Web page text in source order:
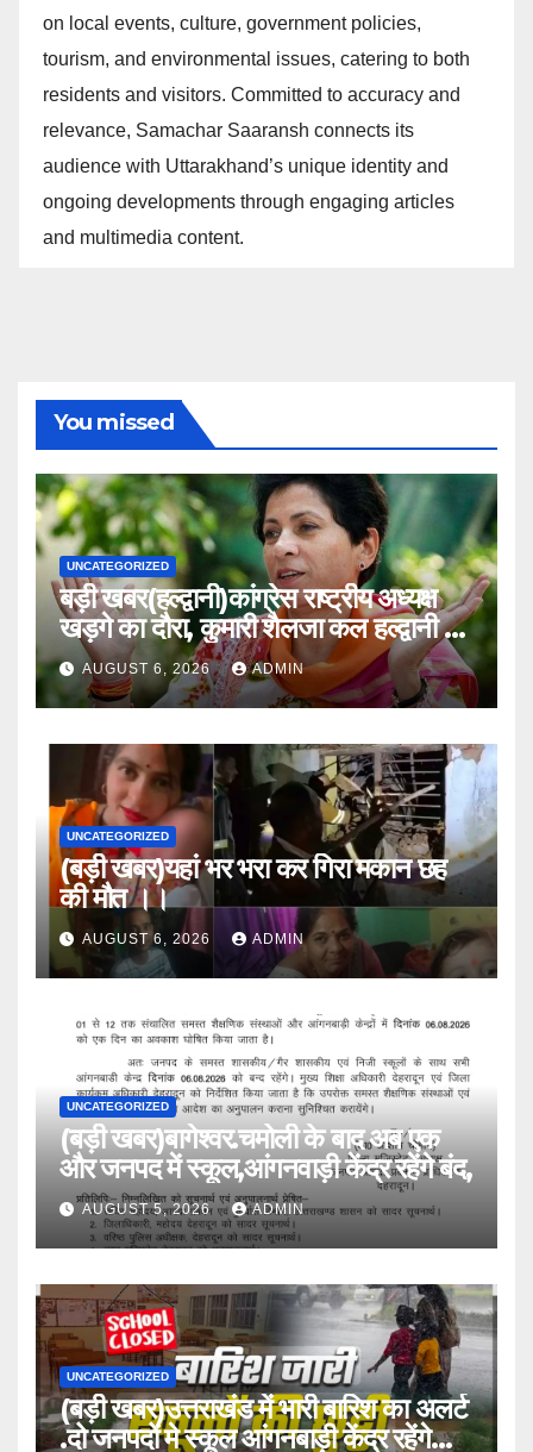
on local events, culture, government policies,
tourism, and environmental issues, catering to both
residents and visitors. Committed to accuracy and
relevance, Samachar Saaransh connects its
audience with Uttarakhand’s unique identity and
ongoing developments through engaging articles
and multimedia content.
You missed
UNCATEGORIZED
बड़ी खबर(हल्द्वानी)कांग्रेस राष्ट्रीय अध्यक्ष
खड़गे का दौरा, कुमारी शैलजा कल हल्द्वानी में
।।AUGUST 6, 2026 ADMIN
UNCATEGORIZED
(बड़ी खबर)यहां भर भरा कर गिरा मकान छह
की मौत ।।
AUGUST 6, 2026 ADMIN
UNCATEGORIZED
(बड़ी खबर)बागेश्वर.चमोली के बाद अब एक
और जनपद में स्कूल,आंगनवाड़ी केंद्र रहेंगे बंद,
AUGUST 5, 2026 ADMIN
UNCATEGORIZED
(बड़ी खबर)उत्तराखंड में भारी बारिश का अलर्ट
.दो जनपदों मे स्कूल आंगनबाड़ी केंद्र रहेंगे